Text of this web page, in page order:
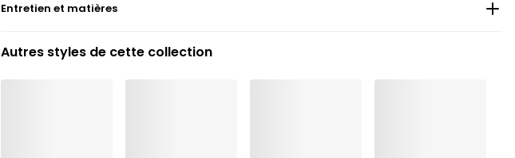
Entretien et matières
Lavage professionnel exclu
Séchage à la machine exclu
Autres styles de cette collection